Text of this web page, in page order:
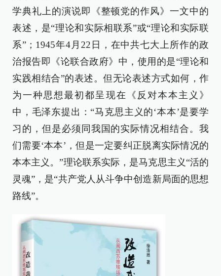
学典礼上的演说即《整顿党的作风》一文中的
表述，是“理论和实际相联系”或“理论和实际联
系”；1945年4月22日，在中共七大上所作的政
治报告即《论联合政府》中，使用的是“理论和
实践相结合”的表述。但无论表述方式如何，作
为一种思想最初都呈现在《反对本本主义》
中，毛泽东提出：“马克思主义的‘本本’是要学
习的，但是必须同我国的实际情况相结合。我
们需要‘本本’，但是一定要纠正脱离实际情况的
本本主义。”理论联系实际，是马克思主义“活的
灵魂”，是“共产党人从斗争中创造新局面的思想
路线”。